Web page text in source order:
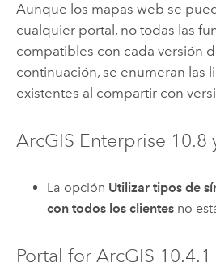
Aunque los mapas web se
cualquier portal, no todas las
compatibles con cada versión
continuación, se enumeran las
existentes al compartir con
ArcGIS Enterprise 10.8
La opción Utilizar tipos de
con todos los clientes no
Portal for ArcGIS 10.4.1